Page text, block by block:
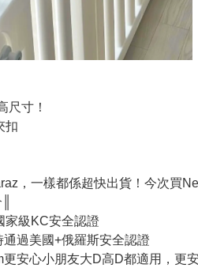
尺寸！
扣
，一樣都係超快出貨！今次買
級KC安全認證
過美國+俄羅斯安全認證
安心小朋友大D高D都適用，更